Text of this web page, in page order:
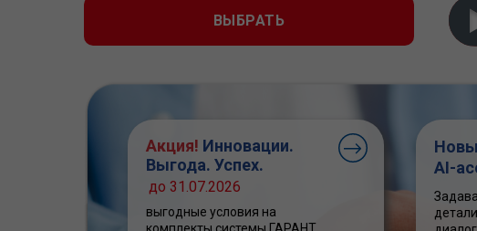
ВЫБРАТЬ
Акция! Инновации.
Выгода. Успех.
выгодные условия на
до 31.07.2026
AI-